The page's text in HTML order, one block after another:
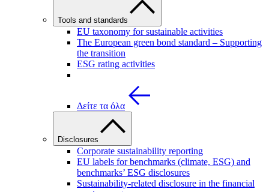
Tools and standards
EU taxonomy for sustainable activities
The European green bond standard – Supporting
the transition
ESG rating activities
Δείτε τα όλα
Disclosures
Corporate sustainability reporting
EU labels for benchmarks (climate, ESG) and
benchmarks’ ESG disclosures
Sustainability-related disclosure in the financial